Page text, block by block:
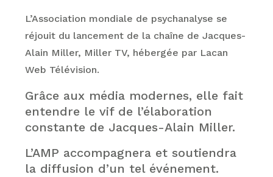
L’Association mondiale de psychanalyse se
réjouit du lancement de la chaîne de Jacques-
Alain Miller, Miller TV, hébergée par Lacan
Web Télévision.
Grâce aux média modernes, elle fait
entendre le vif de l’élaboration
constante de Jacques-Alain Miller.
L’AMP accompagnera et soutiendra
la diffusion d’un tel événement.